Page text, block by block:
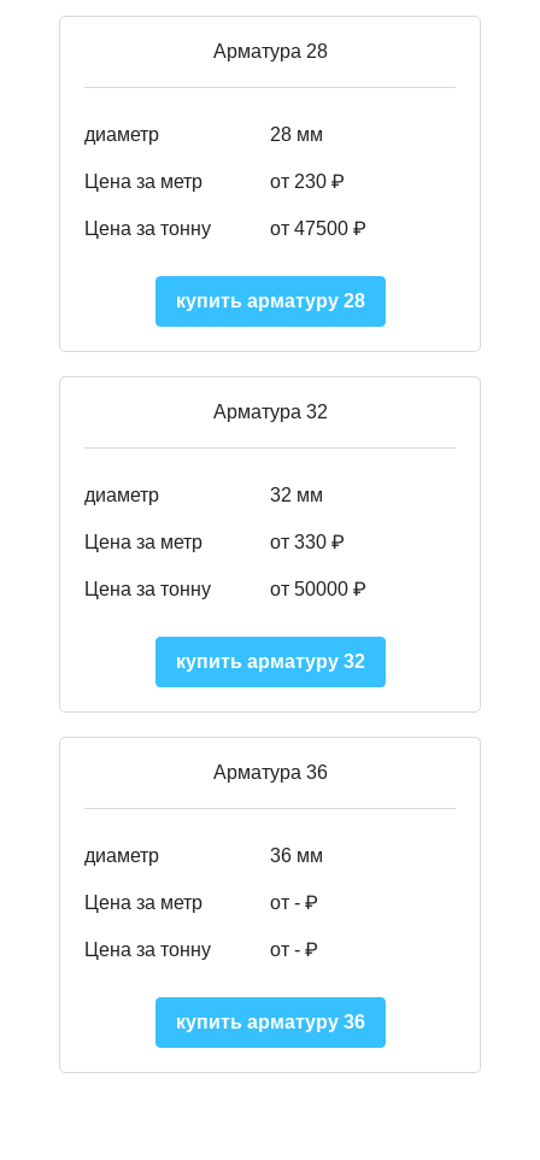
Арматура 28
диаметр 28 мм
Цена за метр от 230 ₽
Цена за тонну от 47500 ₽
купить арматуру 28
Арматура 32
диаметр 32 мм
Цена за метр от 330 ₽
Цена за тонну от 50000 ₽
купить арматуру 32
Арматура 36
диаметр 36 мм
Цена за метр от - ₽
Цена за тонну от - ₽
купить арматуру 36